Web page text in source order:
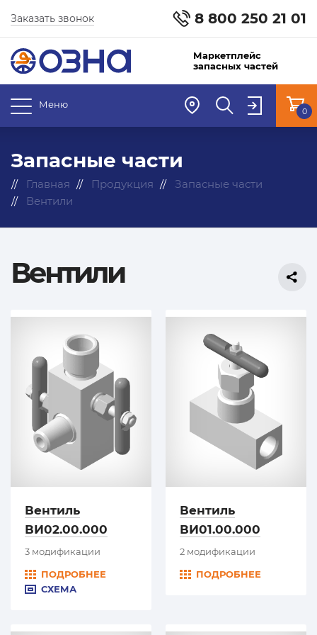
8 800 250 21 01
Заказать звонок
Маркетплейс
запасных частей
Меню
0
Запасные части
Главная Продукция
Запасные части
Вентили
Вентили
Вентиль
ВИ02.00.000
3 модификации
ПОДРОБНЕЕ
СХЕМА
Вентиль
ВИ01.00.000
2 модификации
ПОДРОБНЕЕ